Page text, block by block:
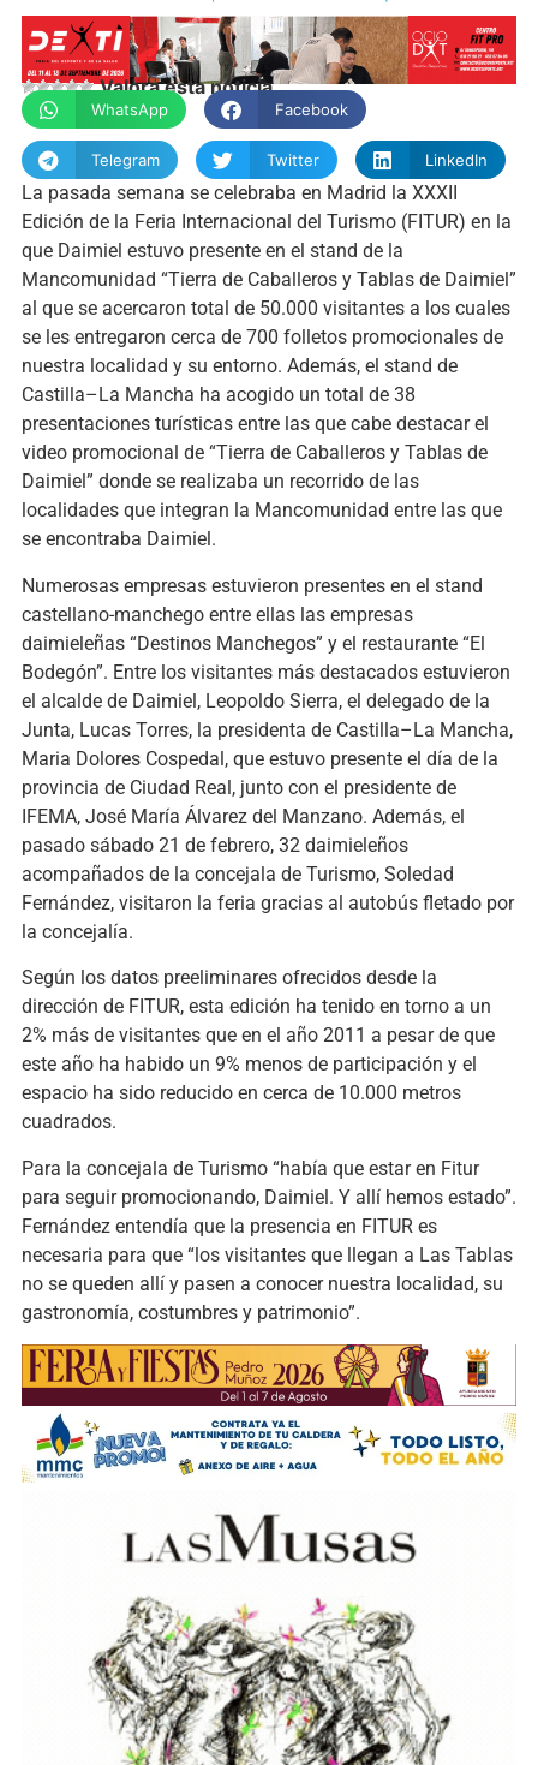
Valora esta noticia
WhatsApp Facebook
Telegram Twitter LinkedIn
La pasada semana se celebraba en Madrid la XXXII
Edición de la Feria Internacional del Turismo (FITUR) en la
que Daimiel estuvo presente en el stand de la
Mancomunidad “Tierra de Caballeros y Tablas de Daimiel”
al que se acercaron total de 50.000 visitantes a los cuales
se les entregaron cerca de 700 folletos promocionales de
nuestra localidad y su entorno. Además, el stand de
Castilla–La Mancha ha acogido un total de 38
presentaciones turísticas entre las que cabe destacar el
video promocional de “Tierra de Caballeros y Tablas de
Daimiel” donde se realizaba un recorrido de las
localidades que integran la Mancomunidad entre las que
se encontraba Daimiel.
Numerosas empresas estuvieron presentes en el stand
castellano-manchego entre ellas las empresas
daimieleñas “Destinos Manchegos” y el restaurante “El
Bodegón”. Entre los visitantes más destacados estuvieron
el alcalde de Daimiel, Leopoldo Sierra, el delegado de la
Junta, Lucas Torres, la presidenta de Castilla–La Mancha,
Maria Dolores Cospedal, que estuvo presente el día de la
provincia de Ciudad Real, junto con el presidente de
IFEMA, José María Álvarez del Manzano. Además, el
pasado sábado 21 de febrero, 32 daimieleños
acompañados de la concejala de Turismo, Soledad
Fernández, visitaron la feria gracias al autobús fletado por
la concejalía.
Según los datos preeliminares ofrecidos desde la
dirección de FITUR, esta edición ha tenido en torno a un
2% más de visitantes que en el año 2011 a pesar de que
este año ha habido un 9% menos de participación y el
espacio ha sido reducido en cerca de 10.000 metros
cuadrados.
Para la concejala de Turismo “había que estar en Fitur
para seguir promocionando, Daimiel. Y allí hemos estado”.
Fernández entendía que la presencia en FITUR es
necesaria para que “los visitantes que llegan a Las Tablas
no se queden allí y pasen a conocer nuestra localidad, su
gastronomía, costumbres y patrimonio”.